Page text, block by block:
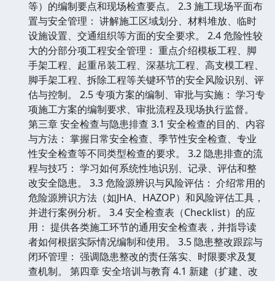
等）的编制要点和现场检查要点。 2.3 施工现场平面布
置与安全管理： 讲解施工区域划分、材料堆放、临时
设施设置、交通组织等方面的安全要求。 2.4 危险性较
大的分部分项工程安全管理： 重点介绍模板工程、脚
手架工程、起重吊装工程、深基坑工程、高支模工程、
脚手架工程、拆除工程等关键环节的安全风险识别、评
估与控制。 2.5 专项方案的编制、审批与实施： 学习专
项施工方案的编制要求、审批流程及现场执行监督。
第三章 安全检查与隐患排查 3.1 安全检查的目的、内容
与方法： 掌握日常安全检查、季节性安全检查、专业
性安全检查等不同类型检查的要求。 3.2 隐患排查的流
程与技巧： 学习如何系统性地识别、记录、评估和整
改安全隐患。 3.3 危险源辨识与风险评估： 介绍常用的
危险源辨识方法（如JHA、HAZOP）和风险评估工具，
并进行案例分析。 3.4 安全检查表（Checklist）的应
用： 提供各类施工环节的通用安全检查表，并指导读
者如何根据实际情况编制和使用。 3.5 隐患整改跟踪与
闭环管理： 强调隐患整改的责任落实、时限要求及复
查机制。 第四章 安全培训与教育 4.1 新建（扩建、改